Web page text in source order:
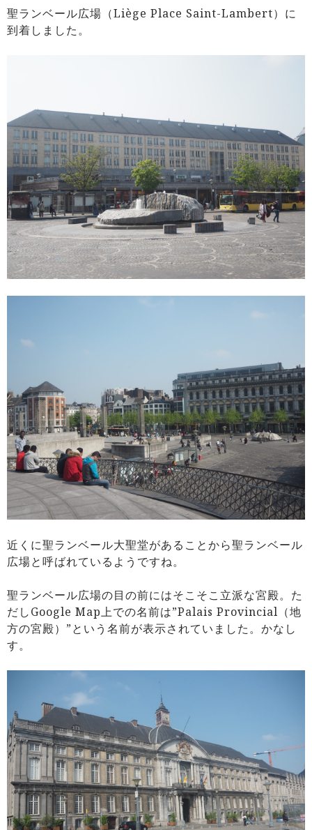
聖ランベール広場（Liège Place Saint-Lambert）に
到着しました。
近くに聖ランベール大聖堂があることから聖ランベール
広場と呼ばれているようですね。
聖ランベール広場の目の前にはそこそこ立派な宮殿。た
だしGoogle Map上での名前は”Palais Provincial（地
方の宮殿）”という名前が表示されていました。かなし
す。